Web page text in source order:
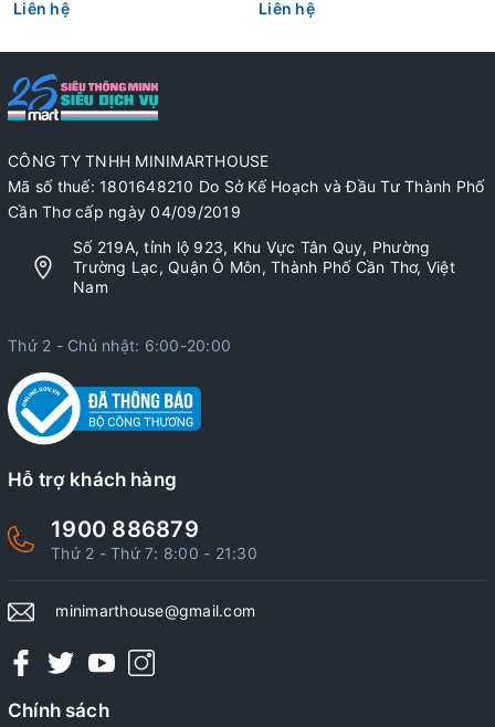
Liên hệ Liên hệ
CÔNG TY TNHH MINIMARTHOUSE
Mã số thuế: 1801648210 Do Sở Kế Hoạch và Đầu Tư Thành Phố
Cần Thơ cấp ngày 04/09/2019
Số 219A, tỉnh lộ 923, Khu Vực Tân Quy, Phường
Trường Lạc, Quận Ô Môn, Thành Phố Cần Thơ, Việt
Nam
Thứ 2 - Chủ nhật: 6:00-20:00
Hỗ trợ khách hàng
1900 886879
Thứ 2 - Thứ 7: 8:00 - 21:30
minimarthouse@gmail.com
Chính sách